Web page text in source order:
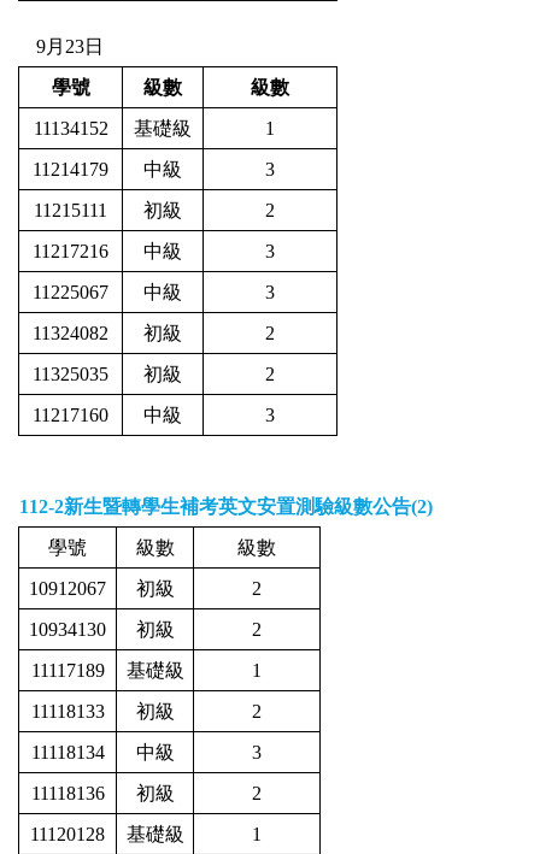
9月23日
學號
級數
級數
11134152
基礎級
1
11214179
中級
3
11215111
初級
2
11217216
中級
3
11225067
中級
3
11324082
初級
2
11325035
初級
2
11217160
中級 3
112-2新生暨轉學生補考英文安置測驗級數公告(2)
學號
級數
級數
10912067
初級
2
10934130
初級
2
11117189
基礎級
1
11118133
初級
2
11118134
中級
3
11118136
初級
2
11120128
基礎級
1